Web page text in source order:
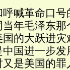
喊革命口
年毛泽东
的大跃进
国进一步
是美国的罪